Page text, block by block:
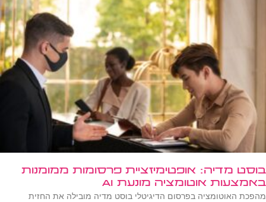
בוסט מדיה: אופטימיזציית פרסומות ממומנות
באמצעות אוטומציה מונעת AI
מהפכת האוטומציה בפרסום הדיגיטלי בוסט מדיה מובילה את החזית